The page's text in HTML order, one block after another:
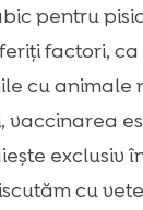
pentru
factori,
cu animale
vaccinarea
exclusiv
cu